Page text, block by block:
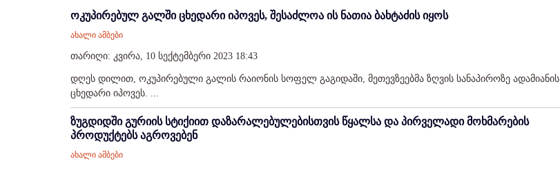
ოკუპირებულ გალში ცხედარი იპოვეს, შესაძლოა ის ნათია ბახტაძის იყოს
ახალი ამბები
თარიღი: კვირა, 10 სექტემბერი 2023 18:43
დღეს დილით, ოკუპირებული გალის რაიონის სოფელ გაგიდაში, მეთევზეებმა ზღვის სანაპიროზე ადამიანის
ცხედარი იპოვეს. ...
ზუგდიდში გურიის სტიქიით დაზარალებულებისთვის წყალსა და პირველადი მოხმარების
პროდუქტებს აგროვებენ
ახალი ამბები